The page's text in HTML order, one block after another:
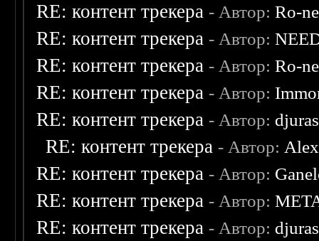
RE: контент трекера - Автор:Ro-
RE: контент трекера - Автор:
RE: контент трекера - Автор:Ro-
RE: контент трекера - Автор:
RE: контент трекера - Автор:
RE: контент трекера - Автор:
RE: контент трекера - Автор:
RE: контент трекера - Автор:
RE: контент трекера - Автор: